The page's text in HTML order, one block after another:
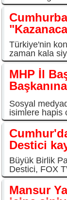
Türkiye'nin
zaman kala
MHP İl
Sosyal
isimlere hapis
Destici
Büyük Birlik
Destici, FOX
Mansur